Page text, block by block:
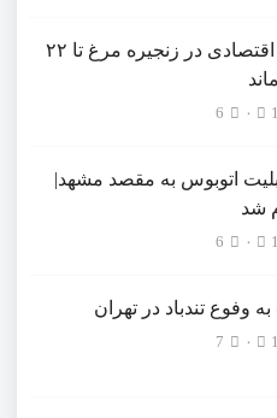
اثر شوک‌های اقتصادی در زنجیره مرغ تا ۲۲
6
اتوبوس به مقصد مشهد|
شد
6
وفوع تندباد در تهران
7